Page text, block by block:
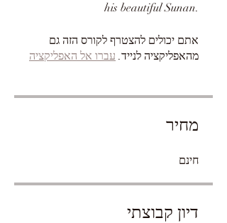
אתם יכולים להצטרף לקורס הזה גם
מהאפליקציה לנייד. עברו אל האפליקציה
מחיר
חינם
דיון קבוצתי